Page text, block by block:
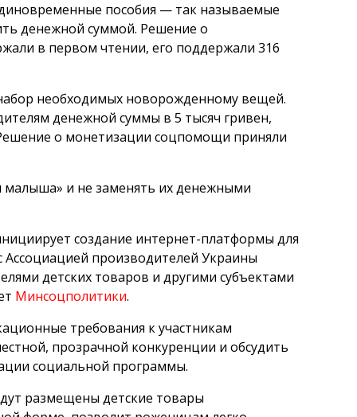
пособия — так называемые
денежной суммой. Решение о
в первом чтении, его поддержали 316
необходимых новорожденному вещей.
денежной суммы в 5 тысяч гривен,
о монетизации соцпомощи приняли
и не заменять их денежными
создание интернет-платформы для
производителей Украины
детских товаров и другими субъектами
Минсоцполитики.
требования к участникам
прозрачной конкуренции и обсудить
социальной программы.
размещены детские товары